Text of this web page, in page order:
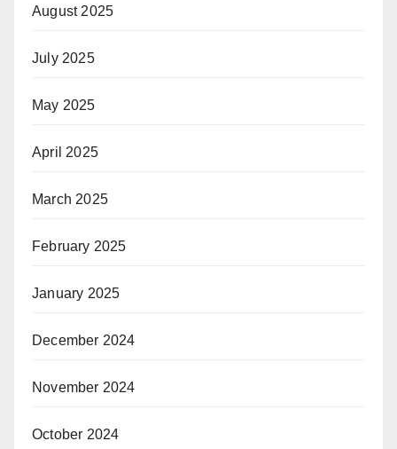
August 2025
July 2025
May 2025
April 2025
March 2025
February 2025
January 2025
December 2024
November 2024
October 2024